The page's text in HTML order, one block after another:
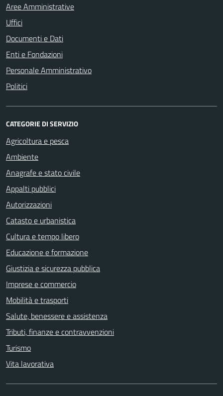
Aree Amministrative
Uffici
Documenti e Dati
Enti e Fondazioni
Personale Amministrativo
Politici
CATEGORIE DI SERVIZIO
Agricoltura e pesca
Ambiente
Anagrafe e stato civile
Appalti pubblici
Autorizzazioni
Catasto e urbanistica
Cultura e tempo libero
Educazione e formazione
Giustizia e sicurezza pubblica
Imprese e commercio
Mobilità e trasporti
Salute, benessere e assistenza
Tributi, finanze e contravvenzioni
Turismo
Vita lavorativa